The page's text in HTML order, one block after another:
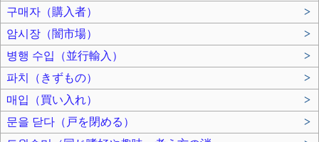
구매자（購入者）
>
암시장（闇市場）
>
병행 수입（並行輸入）
>
파치（きずもの）
>
매입（買い入れ）
>
문을 닫다（戸を閉める）
>